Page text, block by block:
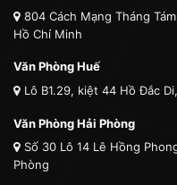
804 Cách Mạng Tháng
Hồ Chí Minh
Văn Phòng Huế
Lô B1.29, kiệt 44 Hồ Đắc
Văn Phòng Hải Phòng
Số 30 Lô 14 Lê Hồng
Phòng